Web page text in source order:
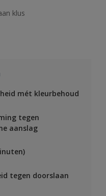
klus
mét kleurbehoud
tegen
aanslag
tegen doorslaan